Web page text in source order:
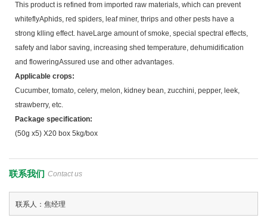
This product is refined from imported raw materials, which can prevent
whiteflyAphids, red spiders, leaf miner, thrips and other pests have a
strong klling effect. haveLarge amount of smoke, special spectral effects,
safety and labor saving, increasing shed temperature, dehumidification
and floweringAssured use and other advantages.
Applicable crops:
Cucumber, tomato, celery, melon, kidney bean, zucchini, pepper, leek,
strawberry, etc.
Package specification:
(50g x5) X20 box 5kg/box
联系我们 Contact us
联系人：焦经理